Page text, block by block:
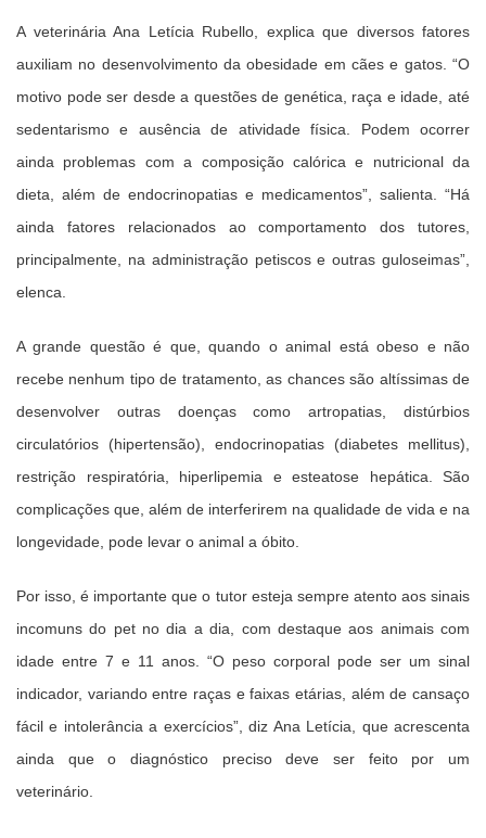
A veterinária Ana Letícia Rubello, explica que diversos fatores
auxiliam no desenvolvimento da obesidade em cães e gatos. “O
motivo pode ser desde a questões de genética, raça e idade, até
sedentarismo e ausência de atividade física. Podem ocorrer
ainda problemas com a composição calórica e nutricional da
dieta, além de endocrinopatias e medicamentos”, salienta. “Há
ainda fatores relacionados ao comportamento dos tutores,
principalmente, na administração petiscos e outras guloseimas”,
elenca.
A grande questão é que, quando o animal está obeso e não
recebe nenhum tipo de tratamento, as chances são altíssimas de
desenvolver outras doenças como artropatias, distúrbios
circulatórios (hipertensão), endocrinopatias (diabetes mellitus),
restrição respiratória, hiperlipemia e esteatose hepática. São
complicações que, além de interferirem na qualidade de vida e na
longevidade, pode levar o animal a óbito.
Por isso, é importante que o tutor esteja sempre atento aos sinais
incomuns do pet no dia a dia, com destaque aos animais com
idade entre 7 e 11 anos. “O peso corporal pode ser um sinal
indicador, variando entre raças e faixas etárias, além de cansaço
fácil e intolerância a exercícios”, diz Ana Letícia, que acrescenta
ainda que o diagnóstico preciso deve ser feito por um
veterinário.